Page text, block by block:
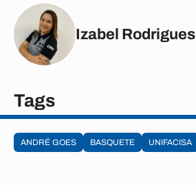
Izabel Rodrigues
Tags
ANDRÉ GOES BASQUETE UNIFACISA